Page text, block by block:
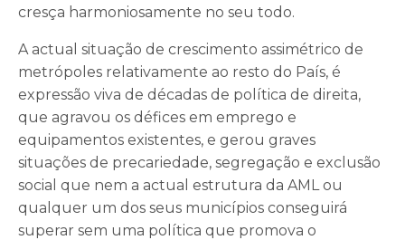
cresça harmoniosamente no seu todo.
A actual situação de crescimento assimétrico de
metrópoles relativamente ao resto do País, é
expressão viva de décadas de política de direita,
que agravou os défices em emprego e
equipamentos existentes, e gerou graves
situações de precariedade, segregação e exclusão
social que nem a actual estrutura da AML ou
qualquer um dos seus municípios conseguirá
superar sem uma política que promova o